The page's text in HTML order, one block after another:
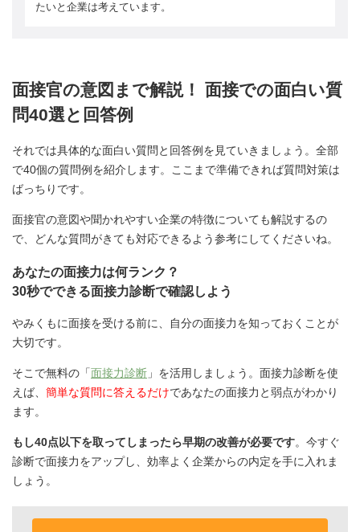
たいと企業は考えています。
面接官の意図まで解説！ 面接での面白い質
問40選と回答例
それでは具体的な面白い質問と回答例を見ていきましょう。全部
で40個の質問例を紹介します。ここまで準備できれば質問対策は
ばっちりです。
面接官の意図や聞かれやすい企業の特徴についても解説するの
で、どんな質問がきても対応できるよう参考にしてくださいね。
あなたの面接力は何ランク？
30秒でできる面接力診断で確認しよう
やみくもに面接を受ける前に、自分の面接力を知っておくことが
大切です。
そこで無料の「面接力診断 」を活用しましょう。面接力診断を使
えば、 簡単な質問に答えるだけであなたの面接力と弱点がわかり
ます。
もし40点以下を取ってしまったら早期の改善が必要です。今すぐ
診断で面接力をアップし、効率よく企業からの内定を手に入れま
しょう。